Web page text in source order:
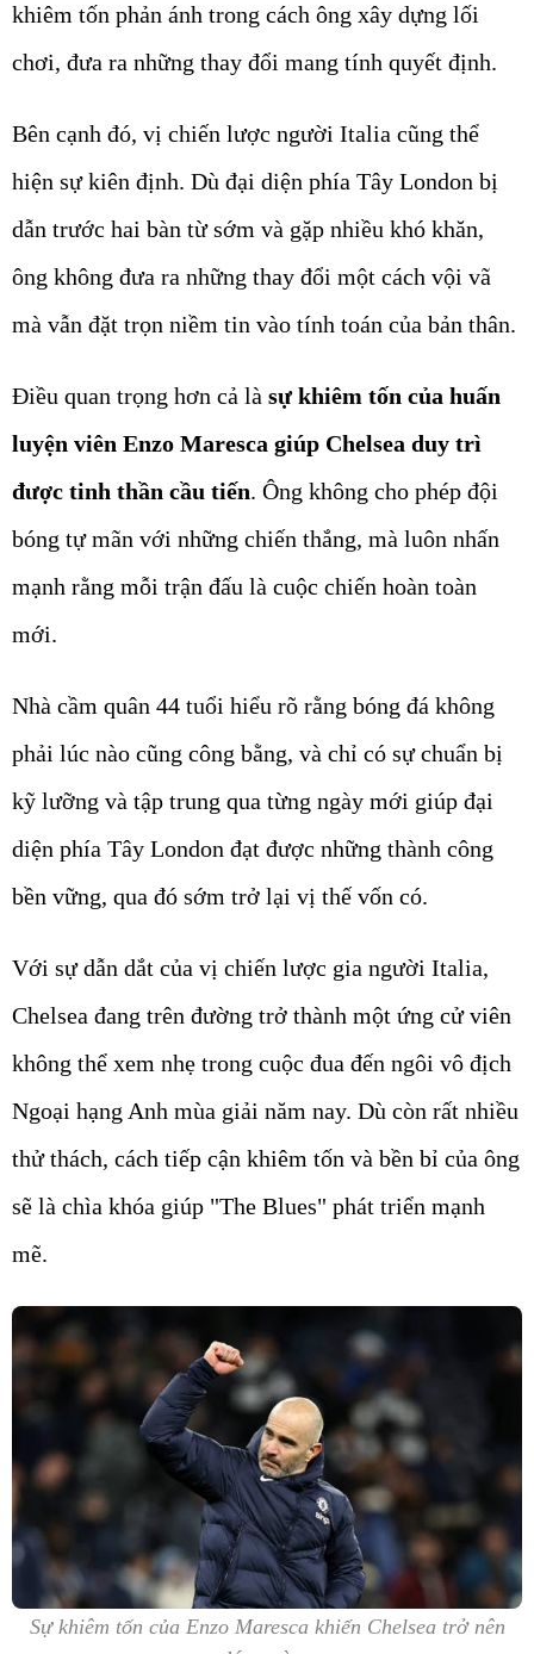
khiêm tốn phản ánh trong cách ông xây dựng lối
chơi, đưa ra những thay đổi mang tính quyết định.
Bên cạnh đó, vị chiến lược người Italia cũng thể
hiện sự kiên định. Dù đại diện phía Tây London bị
dẫn trước hai bàn từ sớm và gặp nhiều khó khăn,
ông không đưa ra những thay đổi một cách vội vã
mà vẫn đặt trọn niềm tin vào tính toán của bản thân.
Điều quan trọng hơn cả là sự khiêm tốn của huấn
luyện viên Enzo Maresca giúp Chelsea duy trì
được tinh thần cầu tiến. Ông không cho phép đội
bóng tự mãn với những chiến thắng, mà luôn nhấn
mạnh rằng mỗi trận đấu là cuộc chiến hoàn toàn
mới.
Nhà cầm quân 44 tuổi hiểu rõ rằng bóng đá không
phải lúc nào cũng công bằng, và chỉ có sự chuẩn bị
kỹ lưỡng và tập trung qua từng ngày mới giúp đại
diện phía Tây London đạt được những thành công
bền vững, qua đó sớm trở lại vị thế vốn có.
Với sự dẫn dắt của vị chiến lược gia người Italia,
Chelsea đang trên đường trở thành một ứng cử viên
không thể xem nhẹ trong cuộc đua đến ngôi vô địch
Ngoại hạng Anh mùa giải năm nay. Dù còn rất nhiều
thử thách, cách tiếp cận khiêm tốn và bền bỉ của ông
sẽ là chìa khóa giúp "The Blues" phát triển mạnh
mẽ.
Sự khiêm tốn của Enzo Maresca khiến Chelsea trở nên